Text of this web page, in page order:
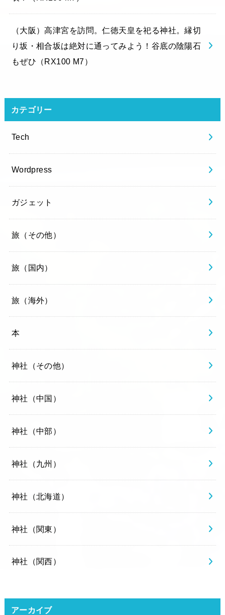
（大阪）高津宮を訪問。仁徳天皇を祀る神社。縁切
り坂・相合坂は絶対に通ってみよう！谷底の陰陽石
もぜひ（RX100 M7）
カテゴリー
Tech
Wordpress
ガジェット
旅（その他）
旅（国内）
旅（海外）
本
神社（その他）
神社（中国）
神社（中部）
神社（九州）
神社（北海道）
神社（関東）
神社（関西）
アーカイブ